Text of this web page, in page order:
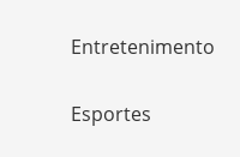
Entretenimento
Esportes